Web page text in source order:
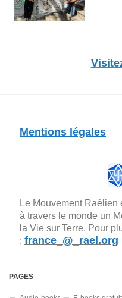
Mentions légales
Le Mouvement Raélien
à travers le monde un
la Vie sur Terre. Pour
: france_@_rael.org
PAGES